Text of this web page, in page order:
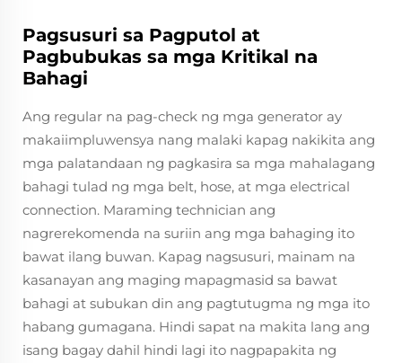
Pagsusuri sa Pagputol at
Pagbubukas sa mga Kritikal na
Bahagi
Ang regular na pag-check ng mga generator ay
makaiimpluwensya nang malaki kapag nakikita ang
mga palatandaan ng pagkasira sa mga mahalagang
bahagi tulad ng mga belt, hose, at mga electrical
connection. Maraming technician ang
nagrerekomenda na suriin ang mga bahaging ito
bawat ilang buwan. Kapag nagsusuri, mainam na
kasanayan ang maging mapagmasid sa bawat
bahagi at subukan din ang pagtutugma ng mga ito
habang gumagana. Hindi sapat na makita lang ang
isang bagay dahil hindi lagi ito nagpapakita ng